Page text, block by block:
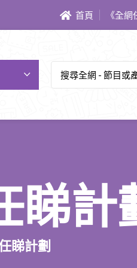
首頁 《全網
睇計
睇計劃